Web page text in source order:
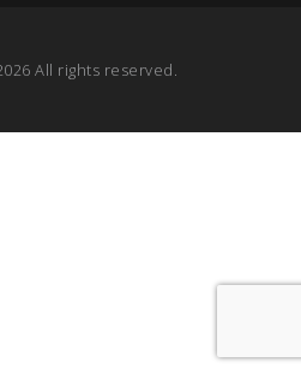
All rights reserved.